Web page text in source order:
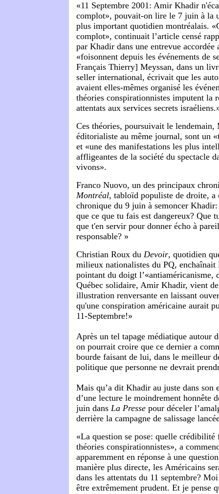
«11 Septembre 2001: Amir Khadir
complot», pouvait-on lire le 7 juin à la
plus important quotidien montréalais.
complot», continuait l’article censé
par Khadir dans une entrevue accordée
«foisonnent depuis les événements de
Français Thierry] Meyssan, dans un
seller international, écrivait que les
avaient elles-mêmes organisé les
théories conspirationnistes imputent la
attentats aux services secrets
Ces théories, poursuivait le lendemain,
éditorialiste au même journal, sont un
et «une des manifestations les plus
affligeantes de la société du spectacle
vivons».
Franco Nuovo, un des principaux
Montréal, tabloïd populiste de droite, a
chronique du 9 juin à semoncer
que ce que tu fais est dangereux? Que
que t'en servir pour donner écho à
responsable? »
Christian Roux du Devoir, quotidien
milieux nationalistes du PQ, enchaînait
pointant du doigt l’«antiaméricanisme,
Québec solidaire, Amir Khadir, vient
illustration renversante en laissant
qu'une conspiration américaine aurait
11-Septembre!»
Après un tel tapage médiatique autour
on pourrait croire que ce dernier a
bourde faisant de lui, dans le meilleur
politique que personne ne devrait
Mais qu’a dit Khadir au juste dans son
d’une lecture le moindrement honnête
juin dans La Presse pour déceler
derrière la campagne de salissage
«La question se pose: quelle
théories conspirationnistes», a
apparemment en réponse à une
manière plus directe, les Américains
dans les attentats du 11 septembre?
être extrêmement prudent. Et je pense